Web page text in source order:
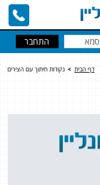
דף הבית > נקודות חיתוך עם הצירים